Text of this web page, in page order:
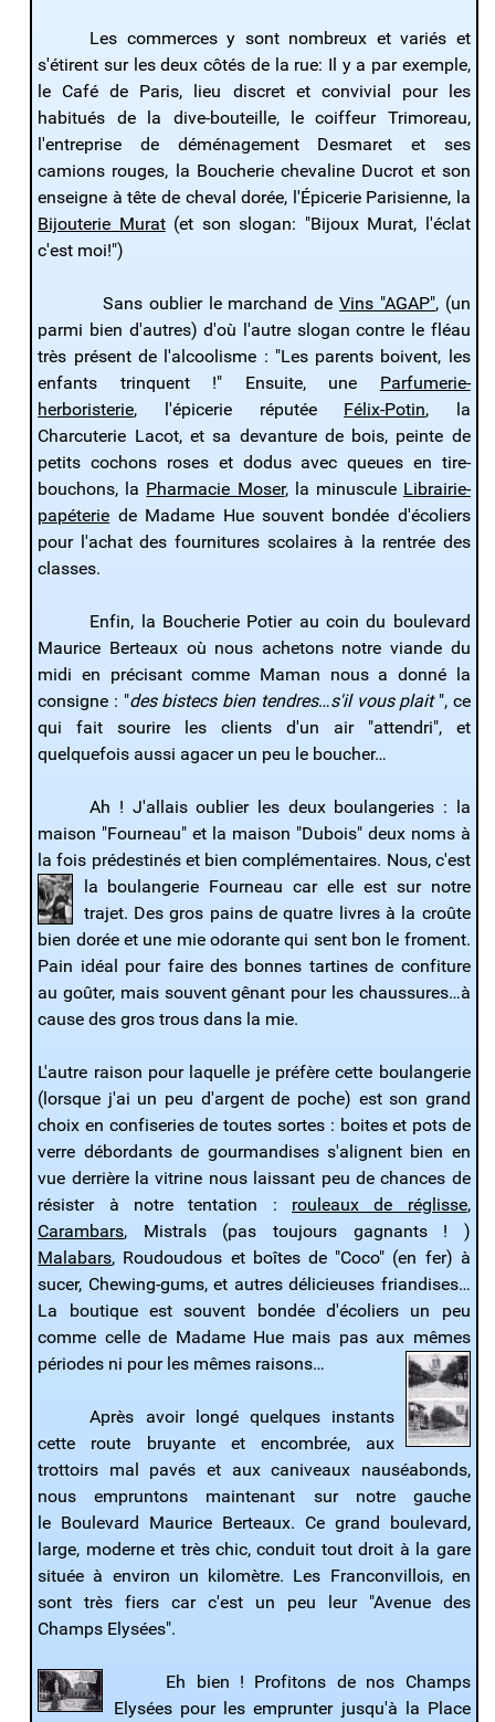
Les commerces y sont nombreux et variés et
s'étirent sur les deux côtés de la rue: Il y a par exemple,
le Café de Paris, lieu discret et convivial pour les
habitués de la dive-bouteille, le coiffeur Trimoreau,
l'entreprise de déménagement Desmaret et ses
camions rouges, la Boucherie chevaline Ducrot et son
enseigne à tête de cheval dorée, l'Épicerie Parisienne, la
Bijouterie Murat(et son slogan: "Bijoux Murat, l'éclat
c'est moi!")
Sans oublier le marchand deVins "AGAP", (un
parmi bien d'autres) d'où l'autre slogan contre le fléau
très présent de l'alcoolisme : "Les parents boivent, les
enfants trinquent !" Ensuite, une Parfumerie-
herboristerie, l'épicerie réputée Félix-Potin, la
Charcuterie Lacot, et sa devanture de bois, peinte de
petits cochons roses et dodus avec queues en tire-
bouchons, la Pharmacie Moser, la minuscule Librairie-
papéterie de Madame Hue souvent bondée d'écoliers
pour l'achat des fournitures scolaires à la rentrée des
classes.
Enfin, la Boucherie Potier au coin du boulevard
Maurice Berteaux où nous achetons notre viande du
midi en précisant comme Maman nous a donné la
consigne : "des bistecs bien tendres…s'il vous plait", ce
qui fait sourire les clients d'un air "attendri", et
quelquefois aussi agacer un peu le boucher…
Ah ! J'allais oublier les deux boulangeries : la
maison "Fourneau" et la maison "Dubois" deux noms à
la fois prédestinés et bien complémentaires. Nous, c'est
la boulangerie Fourneau car elle est sur notre
trajet. Des gros pains de quatre livres à la croûte
bien dorée et une mie odorante qui sent bon le froment.
Pain idéal pour faire des bonnes tartines de confiture
au goûter, mais souvent gênant pour les chaussures…à
cause des gros trous dans la mie.
L'autre raison pour laquelle je préfère cette boulangerie
(lorsque j'ai un peu d'argent de poche) est son grand
choix en confiseries de toutes sortes : boites et pots de
verre débordants de gourmandises s'alignent bien en
vue derrière la vitrine nous laissant peu de chances de
résister à notre tentation : rouleaux de réglisse,
Carambars, Mistrals (pas toujours gagnants ! )
Malabars, Roudoudous et boîtes de "Coco" (en fer) à
sucer, Chewing-gums, et autres délicieuses friandises…
La boutique est souvent bondée d'écoliers un peu
comme celle de Madame Hue mais pas aux mêmes
périodes ni pour les mêmes raisons…
Après avoir longé quelques instants
cette route bruyante et encombrée, aux
trottoirs mal pavés et aux caniveaux nauséabonds,
nous empruntons maintenant sur notre gauche
le Boulevard Maurice Berteaux. Ce grand boulevard,
large, moderne et très chic, conduit tout droit à la gare
située à environ un kilomètre. Les Franconvillois, en
sont très fiers car c'est un peu leur "Avenue des
Champs Elysées".
Eh bien ! Profitons de nos Champs
Elysées pour les emprunter jusqu'à la Place